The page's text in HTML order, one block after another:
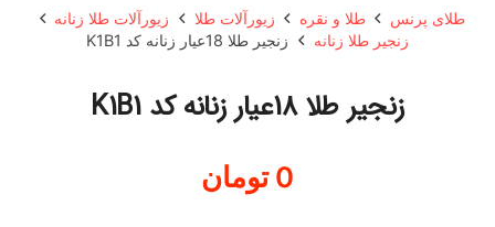
طلای پرنس طلا و نقره زیورآلات طلا
زیورآلات طلا زنانه
زنجیر طلا زنانه
زنجیر طلا 18عیار زنانه کد K1B1
زنجیر طلا 18عیار زنانه کد K1B1
0 تومان